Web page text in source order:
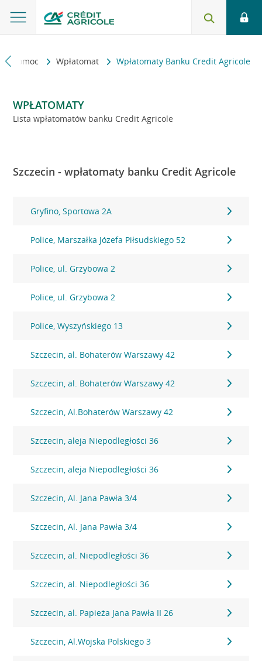
i pomoc Wpłatomat Wpłatomaty Banku Credit Agricole
WPŁATOMATY
Lista wpłatomatów banku Credit Agricole
Szczecin - wpłatomaty banku Credit Agricole
Gryfino, Sportowa 2A
Police, Marszałka Józefa Piłsudskiego 52
Police, ul. Grzybowa 2
Police, ul. Grzybowa 2
Police, Wyszyńskiego 13
Szczecin, al. Bohaterów Warszawy 42
Szczecin, al. Bohaterów Warszawy 42
Szczecin, Al.Bohaterów Warszawy 42
Szczecin, aleja Niepodległości 36
Szczecin, aleja Niepodległości 36
Szczecin, Al. Jana Pawła 3/4
Szczecin, Al. Jana Pawła 3/4
Szczecin, al. Niepodległości 36
Szczecin, al. Niepodległości 36
Szczecin, al. Papieża Jana Pawła II 26
Szczecin, Al.Wojska Polskiego 3